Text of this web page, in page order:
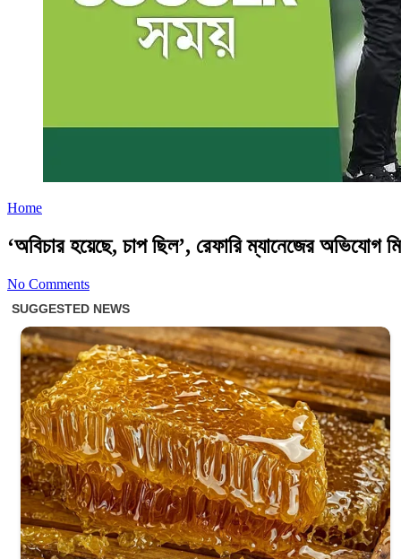
Home
‘অবিচার হয়েছে, চাপ ছিল’, রেফারি ম্যানেজের অভিযোগ
No Comments